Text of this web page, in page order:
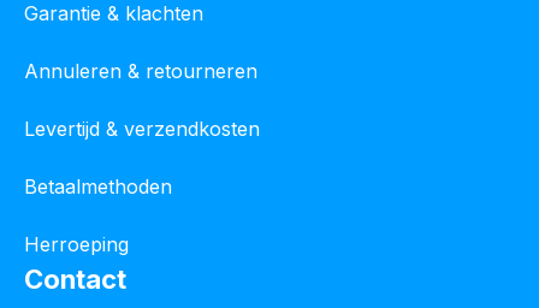
Garantie & klachten
Annuleren & retourneren
Levertijd & verzendkosten
Betaalmethoden
Herroeping
Contact